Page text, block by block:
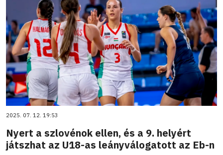
2025. 07. 12. 19:53
Nyert a szlovénok ellen, és a 9. helyért
játszhat az U18-as leányválogatott az Eb-n